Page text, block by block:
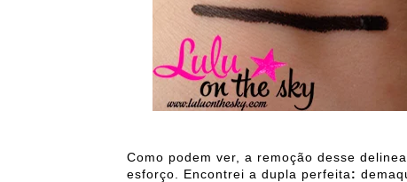
Como podem ver, a remoção desse
esforço. Encontrei a dupla perfeita: